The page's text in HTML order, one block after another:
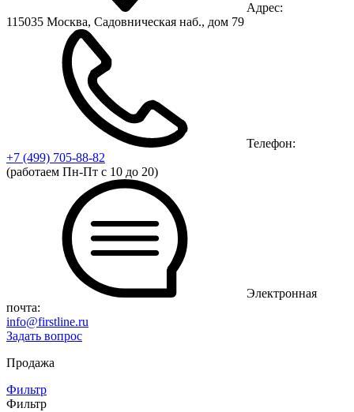
Адрес:
115035 Москва, Садовническая наб., дом 79
Телефон:
+7 (499) 705-88-82
(работаем Пн-Пт с 10 до 20)
Электронная
почта:
info@firstline.ru
Задать вопрос
Продажа
Фильтр
Фильтр